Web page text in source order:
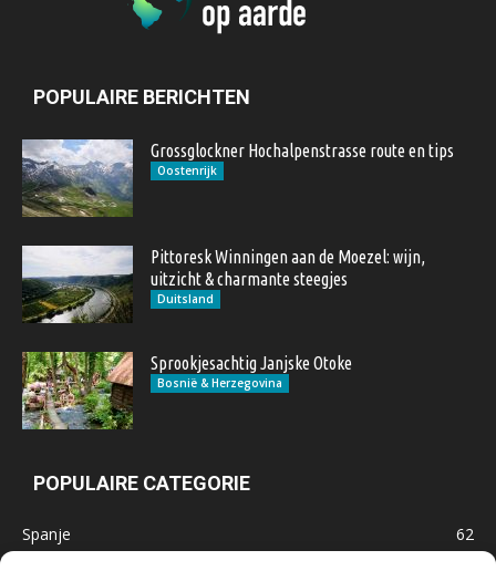
POPULAIRE BERICHTEN
Grossglockner Hochalpenstrasse route en tips
Oostenrijk
Pittoresk Winningen aan de Moezel: wijn,
uitzicht & charmante steegjes
Duitsland
Sprookjesachtig Janjske Otoke
Bosnië & Herzegovina
POPULAIRE CATEGORIE
Spanje
62